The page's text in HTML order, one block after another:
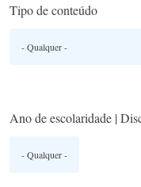
Tipo de conteúdo
Ano de escolaridade |